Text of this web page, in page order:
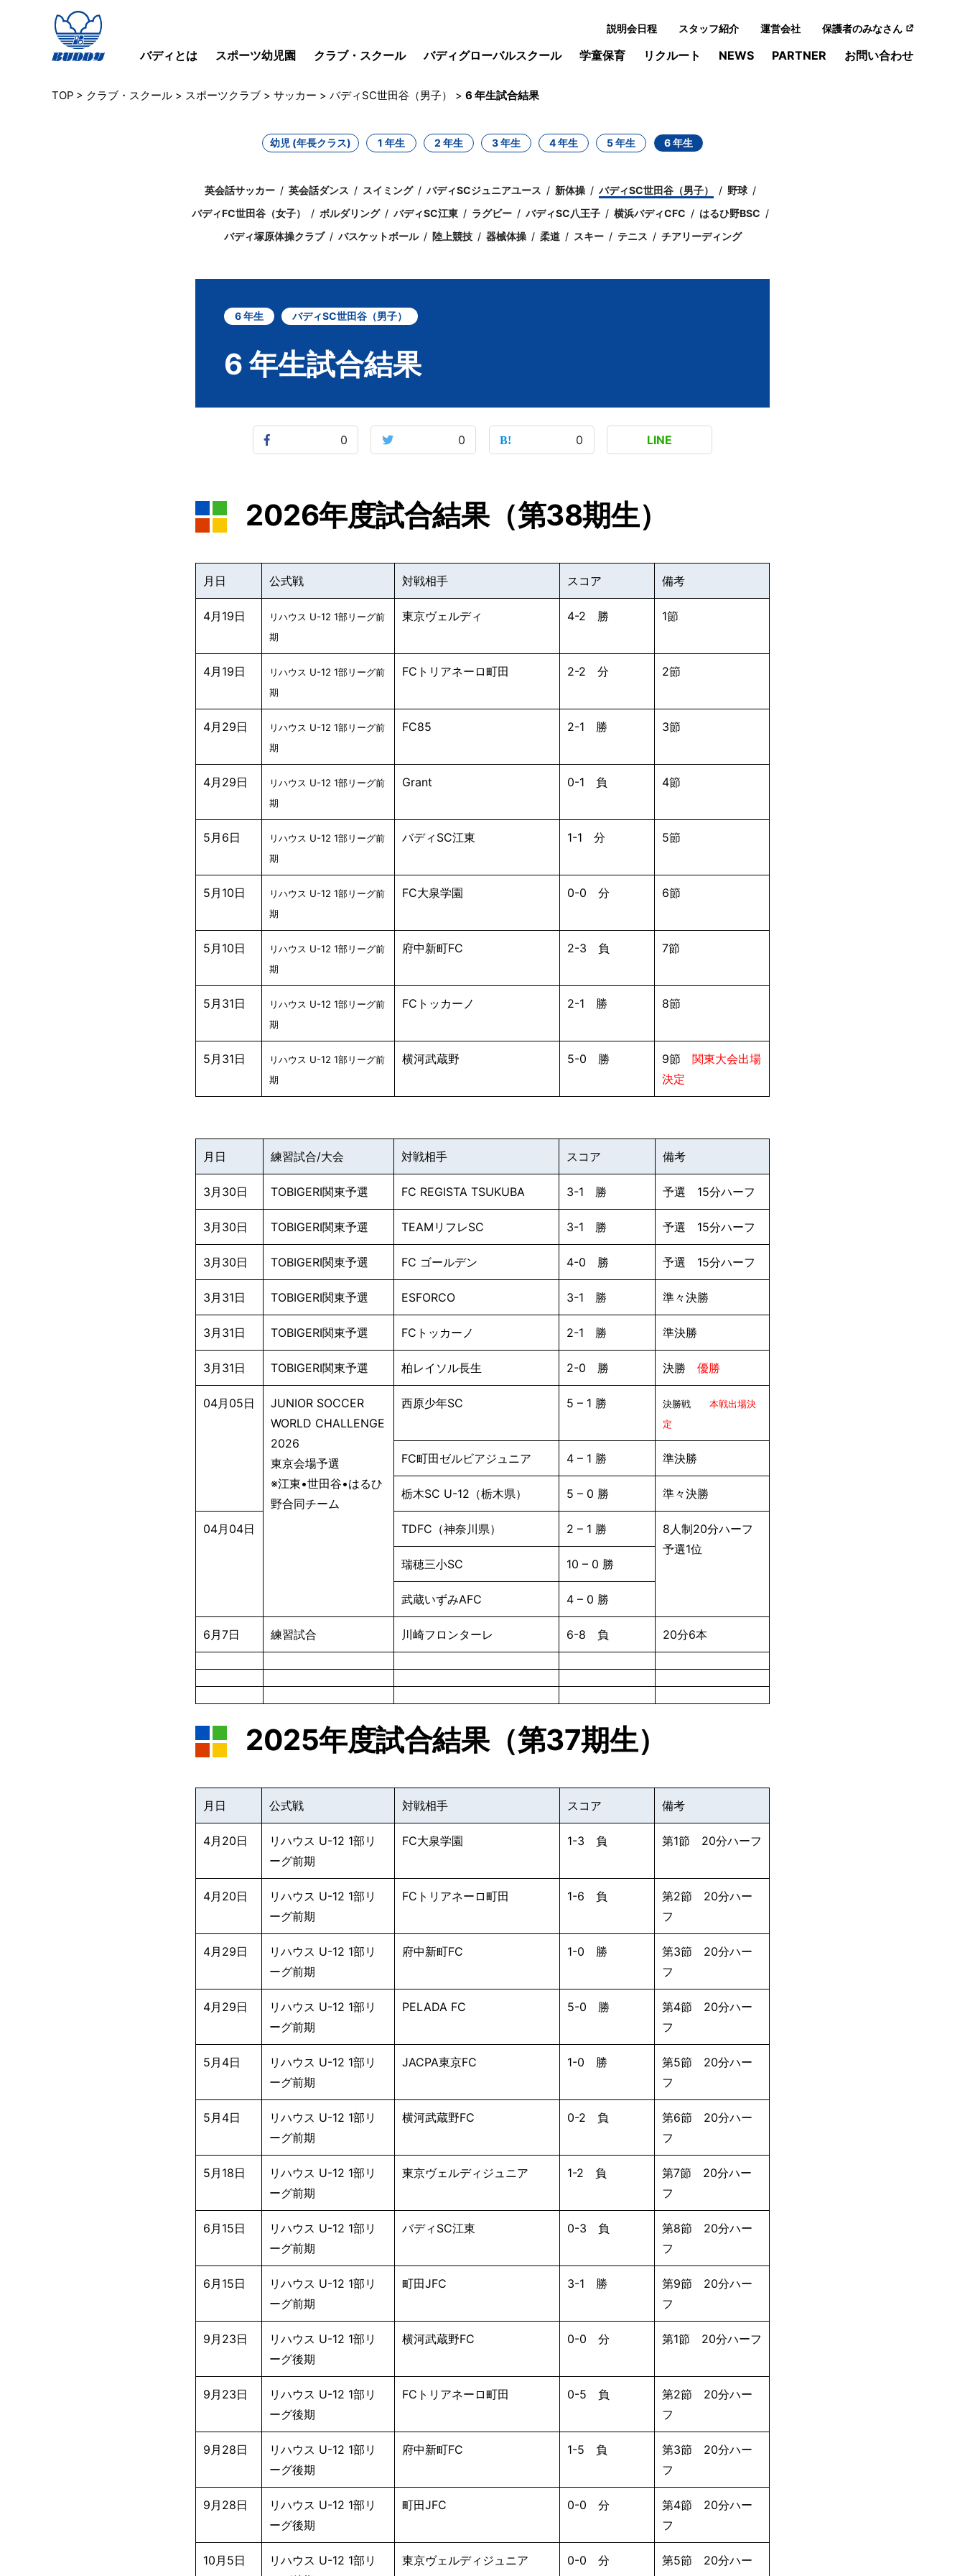
説明会日程 スタッフ紹介 運営会社 保護者のみなさん
バディとは スポーツ幼児園 クラブ・スクール バディグローバルスクール 学童保育 リクルート NEWS PARTNER お問い合わせ
TOP > クラブ・スクール > スポーツクラブ > サッカー > バディSC世田谷（男子） > 6 年生試合結果
幼児 (年長クラス) 1 年生 2 年生 3 年生 4 年生 5 年生 6 年生
英会話サッカー 英会話ダンス スイミング バディSCジュニアユース 新体操 バディSC世田谷（男子）
野球
バディFC世田谷（女子）
ボルダリング バディSC江東 ラグビー バディSC八王子 横浜バディCFC
はるひ野BSC
バディ塚原体操クラブ
バスケットボール 陸上競技 器械体操 柔道 スキー テニス チアリーディング
6 年生 バディSC世田谷（男子）
6 年生試合結果
0 0 0 LINE
2026年度試合結果（第38期生）
月日 公式戦 対戦相手 スコア 備考
4月19日
リハウス U-12 1部リーグ前
期
東京ヴェルディ 4-2 勝 1節
4月19日
リハウス U-12 1部リーグ前
期
FCトリアネーロ町田 2-2 分 2節
4月29日
リハウス U-12 1部リーグ前
期
FC85 2-1 勝 3節
4月29日
リハウス U-12 1部リーグ前
期
Grant 0-1 負 4節
5月6日
リハウス U-12 1部リーグ前
期
バディSC江東 1-1 分 5節
5月10日
リハウス U-12 1部リーグ前
期
FC大泉学園 0-0 分 6節
5月10日
リハウス U-12 1部リーグ前
期
府中新町FC 2-3 負 7節
5月31日
リハウス U-12 1部リーグ前
期
FCトッカーノ 2-1 勝 8節
5月31日
リハウス U-12 1部リーグ前
期
横河武蔵野 5-0 勝 9節 関東大会出場
決定
月日 練習試合/大会 対戦相手 スコア 備考
3月30日 TOBIGERI関東予選 FC REGISTA TSUKUBA 3-1 勝 予選 15分ハーフ
3月30日 TOBIGERI関東予選 TEAMリフレSC 3-1 勝 予選 15分ハーフ
3月30日 TOBIGERI関東予選 FC ゴールデン 4-0 勝 予選 15分ハーフ
3月31日 TOBIGERI関東予選 ESFORCO 3-1 勝 準々決勝
3月31日 TOBIGERI関東予選 FCトッカーノ 2-1 勝 準決勝
3月31日 TOBIGERI関東予選 柏レイソル長生 2-0 勝 決勝 優勝
04月05日
JUNIOR SOCCER
WORLD CHALLENGE
2026
東京会場予選
※江東•世田谷•はるひ
野合同チーム
西原少年SC 5 – 1 勝 決勝戦 本戦出場決
定
FC町田ゼルビアジュニア 4 – 1 勝 準決勝
栃木SC U-12（栃木県） 5 – 0 勝 準々決勝
04月04日 TDFC（神奈川県） 2 – 1 勝
8人制20分ハーフ
予選1位
瑞穂三小SC
10 – 0 勝
武蔵いずみAFC 4 – 0 勝
6月7日 練習試合 川崎フロンターレ 6-8 負 20分6本
2025年度試合結果（第37期生）
月日 公式戦 対戦相手 スコア 備考
4月20日
リハウス U-12 1部リ
ーグ前期
FC大泉学園 1-3 負 第1節 20分ハーフ
4月20日
リハウス U-12 1部リ
ーグ前期
FCトリアネーロ町田 1-6 負
第2節 20分ハー
フ
4月29日
リハウス U-12 1部リ
ーグ前期
府中新町FC 1-0 勝
第3節 20分ハー
フ
4月29日
リハウス U-12 1部リ
ーグ前期
PELADA FC 5-0 勝
第4節 20分ハー
フ
5月4日
リハウス U-12 1部リ
ーグ前期
JACPA東京FC 1-0 勝
第5節 20分ハー
フ
5月4日
リハウス U-12 1部リ
ーグ前期
横河武蔵野FC 0-2 負
第6節 20分ハー
フ
5月18日
リハウス U-12 1部リ
ーグ前期
東京ヴェルディジュニア 1-2 負
第7節 20分ハー
フ
6月15日
リハウス U-12 1部リ
ーグ前期
バディSC江東 0-3 負
第8節 20分ハー
フ
6月15日
リハウス U-12 1部リ
ーグ前期
町田JFC 3-1 勝
第9節 20分ハー
フ
9月23日
リハウス U-12 1部リ
ーグ後期
横河武蔵野FC 0-0 分 第1節 20分ハーフ
9月23日
リハウス U-12 1部リ
ーグ後期
FCトリアネーロ町田 0-5 負
第2節 20分ハー
フ
9月28日
リハウス U-12 1部リ
ーグ後期
府中新町FC 1-5 負
第3節 20分ハー
フ
9月28日
リハウス U-12 1部リ
ーグ後期
町田JFC 0-0 分
第4節 20分ハー
フ
10月5日
リハウス U-12 1部リ
東京ヴェルディジュニア 0-0 分
第5節 20分ハー